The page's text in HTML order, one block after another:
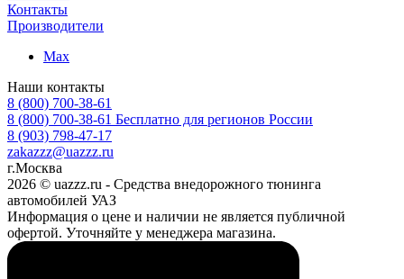
Контакты
Производители
Max
Наши контакты
8 (800) 700-38-61
8 (800) 700-38-61 Бесплатно для регионов России
8 (903) 798-47-17
zakazzz@uazzz.ru
г.Москва
2026 © uazzz.ru - Средства внедорожного тюнинга
автомобилей УАЗ
Информация о цене и наличии не является публичной
офертой. Уточняйте у менеджера магазина.